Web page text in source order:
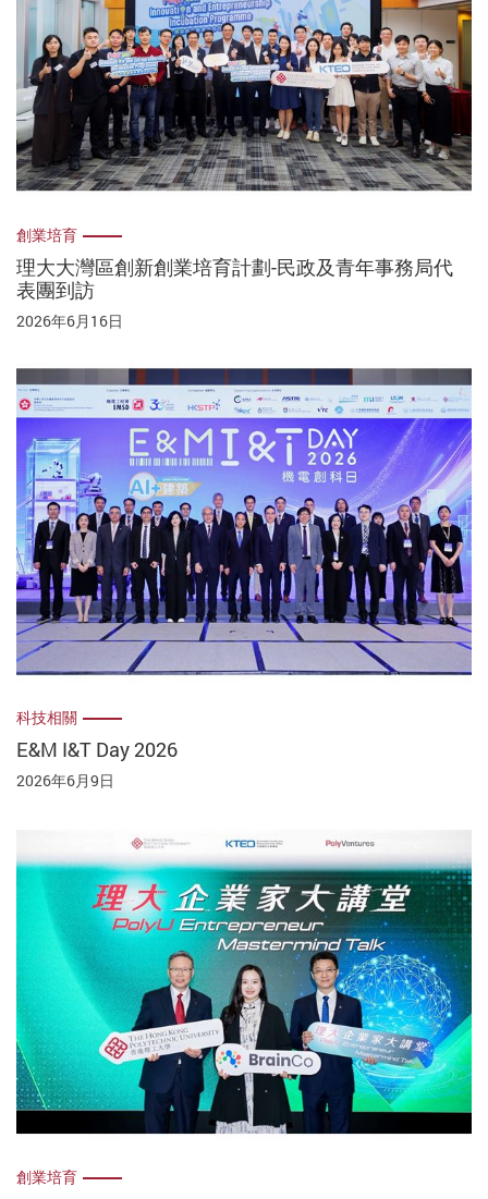
創業培育
理大大灣區創新創業培育計劃-民政及青年事務局代
表團到訪
2026年6月16日
科技相關
E&M I&T Day 2026
2026年6月9日
創業培育